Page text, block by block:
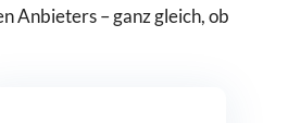
Anbieters – ganz gleich, ob